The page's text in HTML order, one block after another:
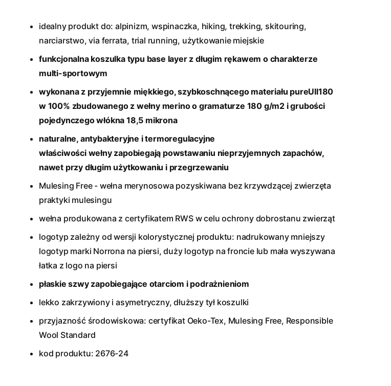
idealny produkt do: alpinizm, wspinaczka, hiking, trekking, skitouring,
narciarstwo, via ferrata, trial running, użytkowanie miejskie
funkcjonalna koszulka typu base layer z długim rękawem o charakterze
multi-sportowym
wykonana z przyjemnie miękkiego, szybkoschnącego materiału pureUll180
w 100% zbudowanego z wełny merino o gramaturze 180 g/m2 i grubości
pojedynczego włókna 18,5 mikrona
naturalne, antybakteryjne i termoregulacyjne
właściwości wełny zapobiegają powstawaniu nieprzyjemnych zapachów,
nawet przy długim użytkowaniu i przegrzewaniu
Mulesing Free - wełna merynosowa pozyskiwana bez krzywdzącej zwierzęta
praktyki mulesingu
wełna produkowana z certyfikatem RWS w celu ochrony dobrostanu zwierząt
logotyp zależny od wersji kolorystycznej produktu: nadrukowany mniejszy
logotyp marki Norrona na piersi, duży logotyp na froncie lub mała wyszywana
łatka z logo na piersi
płaskie szwy zapobiegające otarciom i podrażnieniom
lekko zakrzywiony i asymetryczny, dłuższy tył koszulki
przyjazność środowiskowa: certyfikat Oeko-Tex, Mulesing Free, Responsible
Wool Standard
kod produktu: 2676-24